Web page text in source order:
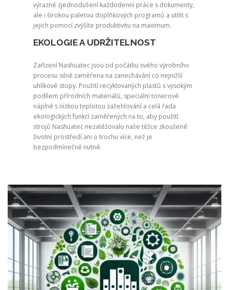
výrazné zjednodušení každodenní práce s dokumenty,
ale i širokou paletou doplňkových programů a utilit s
jejich pomocí zvýšíte produktivitu na maximum.
EKOLOGIE A UDRŽITELNOST
Zařízení Nashuatec jsou od počátku svého výrobního
procesu silně zaměřena na zanechávání co nejnižší
uhlíkové stopy. Použití recyklovaných plastů s vysokým
podílem přírodních materiálů, speciální tonerové
náplně s nízkou teplotou zažehlování a celá řada
ekologických funkcí zaměřených na to, aby použití
strojů Nashuatec nezatěžovalo naše těžce zkoušené
životní prostředí ani o trochu více, než je
bezpodmínečně nutné.